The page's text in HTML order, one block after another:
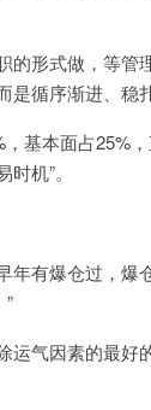
的形式做，等管
循序渐进、稳扎
基本面占25%
机”。
年有爆仓过，
气因素的最好